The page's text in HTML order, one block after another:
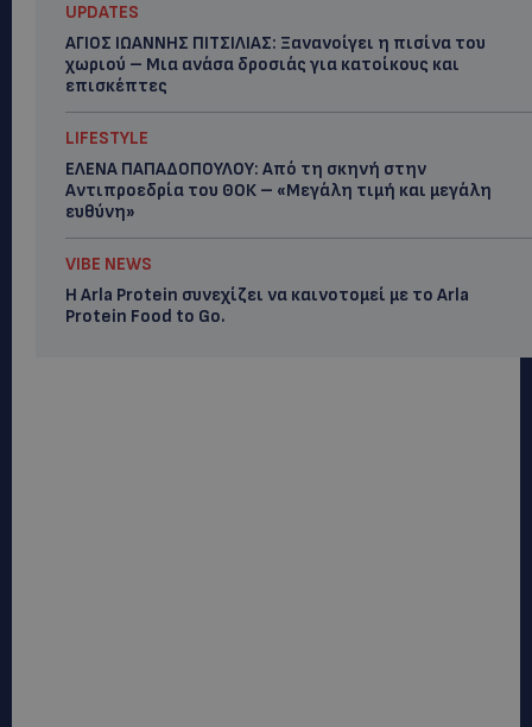
UPDATES
ΑΓΙΟΣ ΙΩΑΝΝΗΣ ΠΙΤΣΙΛΙΑΣ: Ξανανοίγει η πισίνα του
χωριού – Μια ανάσα δροσιάς για κατοίκους και
επισκέπτες
LIFESTYLE
ΕΛΕΝΑ ΠΑΠΑΔΟΠΟΥΛΟΥ: Από τη σκηνή στην
Αντιπροεδρία του ΘΟΚ – «Μεγάλη τιμή και μεγάλη
ευθύνη»
VIBE NEWS
Η Arla Protein συνεχίζει να καινοτομεί με το Arla
Protein Food to Go.